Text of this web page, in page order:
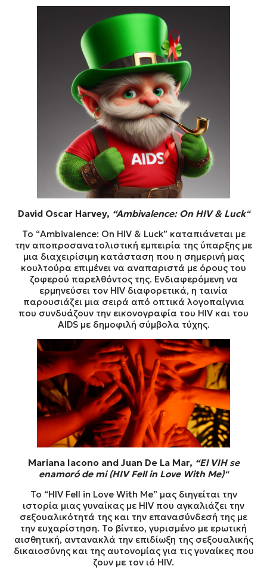
David Oscar Harvey, “Ambivalence: On HIV & Luck“
Το “Ambivalence: On HIV & Luck” καταπιάνεται με
την αποπροσανατολιστική εμπειρία της ύπαρξης με
μια διαχειρίσιμη κατάσταση που η σημερινή μας
κουλτούρα επιμένει να αναπαριστά με όρους του
ζοφερού παρελθόντος της. Ενδιαφερόμενη να
ερμηνεύσει τον HIV διαφορετικά, η ταινία
παρουσιάζει μια σειρά από οπτικά λογοπαίγνια
που συνδυάζουν την εικονογραφία του HIV και του
AIDS με δημοφιλή σύμβολα τύχης.
Mariana Iacono and Juan De La Mar, “El VIH se
enamoró de mi (HIV Fell in Love With Me)“
Το “HIV Fell in Love With Me” μας διηγείται την
ιστορία μιας γυναίκας με HIV που αγκαλιάζει την
σεξουαλικότητά της και την επανασύνδεσή της με
την ευχαρίστηση. Το βίντεο, γυρισμένο με ερωτική
αισθητική, αντανακλά την επιδίωξη της σεξουαλικής
δικαιοσύνης και της αυτονομίας για τις γυναίκες που
ζουν με τον ιό HIV.